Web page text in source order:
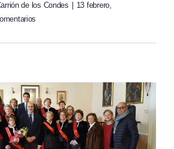
de los Condes
13 febrero,